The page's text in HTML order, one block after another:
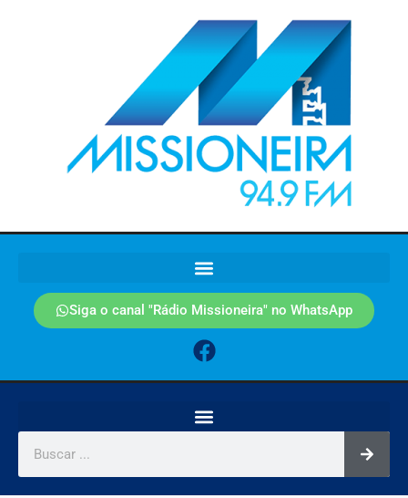
Siga o canal "Rádio Missioneira" no WhatsApp